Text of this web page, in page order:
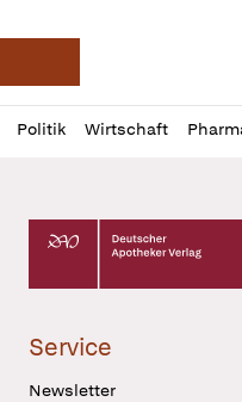
Deutsche
Politik Wirtschaft
Profil
öffnen
Daz
Pur
Deutscher Apotheker
Service
Newsletter